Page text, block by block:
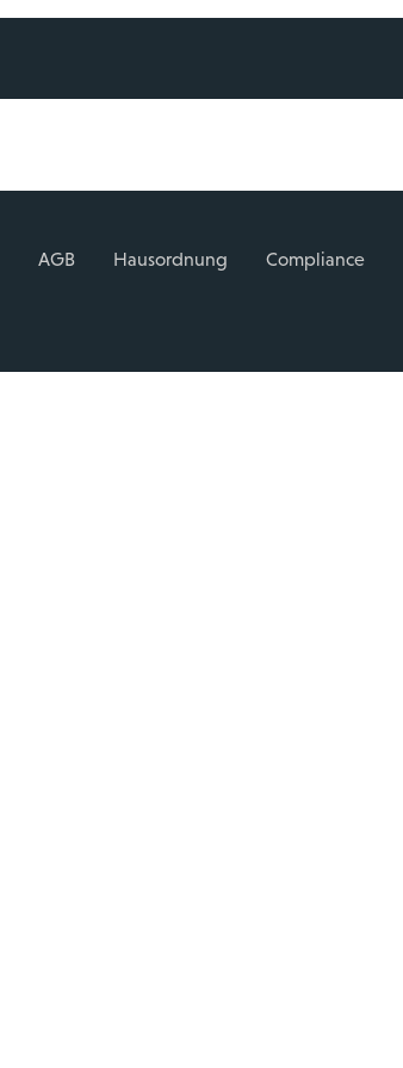
AGB Hausordnung Compliance